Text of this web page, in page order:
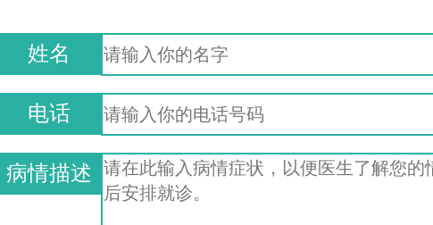
姓名
电话
病情描述